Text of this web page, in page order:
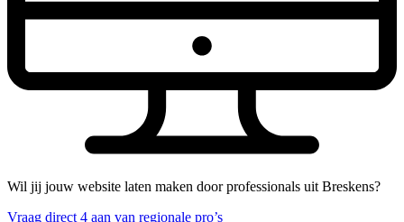
Wil jij jouw website laten maken door professionals uit Breskens?
Vraag direct 4 aan van regionale pro’s